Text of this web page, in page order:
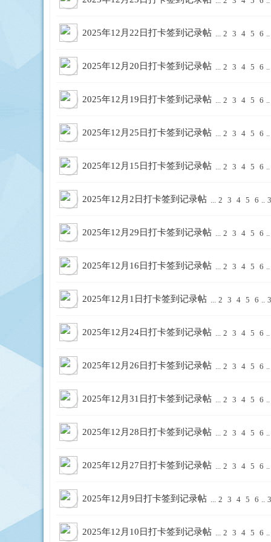
版
本
... 52
2025年12月22日打卡签到记录帖 ... 2 3 4 5 6 ..
2025年12月20日打卡签到记录帖 ... 2 3 4 5 6 ..
2025年12月19日打卡签到记录帖 ... 2 3 4 5 6 ..
2025年12月25日打卡签到记录帖 ... 2 3 4 5 6 ..
2025年12月15日打卡签到记录帖 ... 2 3 4 5 6 ..
2025年12月2日打卡签到记录帖 ... 2 3 4 5 6 ..
2025年12月29日打卡签到记录帖 ... 2 3 4 5 6 ..
2025年12月16日打卡签到记录帖 ... 2 3 4 5 6 ..
2025年12月1日打卡签到记录帖 ... 2 3 4 5 6 ..
2025年12月24日打卡签到记录帖 ... 2 3 4 5 6 ..
2025年12月26日打卡签到记录帖 ... 2 3 4 5 6 ..
2025年12月31日打卡签到记录帖 ... 2 3 4 5 6 ..
2025年12月28日打卡签到记录帖 ... 2 3 4 5 6 ..
2025年12月27日打卡签到记录帖 ... 2 3 4 5 6 ..
2025年12月9日打卡签到记录帖 ... 2 3 4 5 6 ..
2025年12月10日打卡签到记录帖 ... 2 3 4 5 6 ..